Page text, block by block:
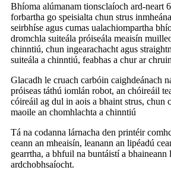
Bhíoma alúmanam tionsclaíoch ard-neart
forbartha go speisialta chun strus
seirbhíse agus cumas ualachiompartha
dromchla suiteála próiseála meaisín
chinntiú, chun ingearachacht agus
suiteála a chinntiú, feabhas a chur ar
Glacadh le cruach carbóin caighdeánach
próiseas táthú iomlán robot, an chóireáil
cóireáil ag dul in aois a bhaint strus, chun
maoile an chomhlachta a chinntiú
Tá na codanna lárnacha den printéir
ceann an mheaisín, leanann an lipéadú
gearrtha, a bhfuil na buntáistí a bhaineann
ardchobhsaíocht.